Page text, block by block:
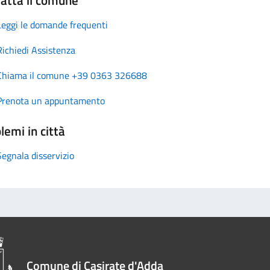
le domande frequenti
Assistenza
il comune +39 0363 326688
un appuntamento
in città
disservizio
Comune di Casirate d'Adda